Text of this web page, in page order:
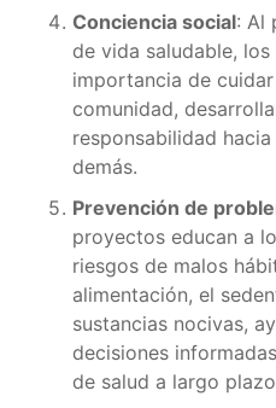
Conciencia social: Al
de vida saludable,
importancia de
comunidad,
responsabilidad
demás.
Prevención de
proyectos educan a
riesgos de malos
alimentación, el
sustancias nocivas,
decisiones
de salud a largo